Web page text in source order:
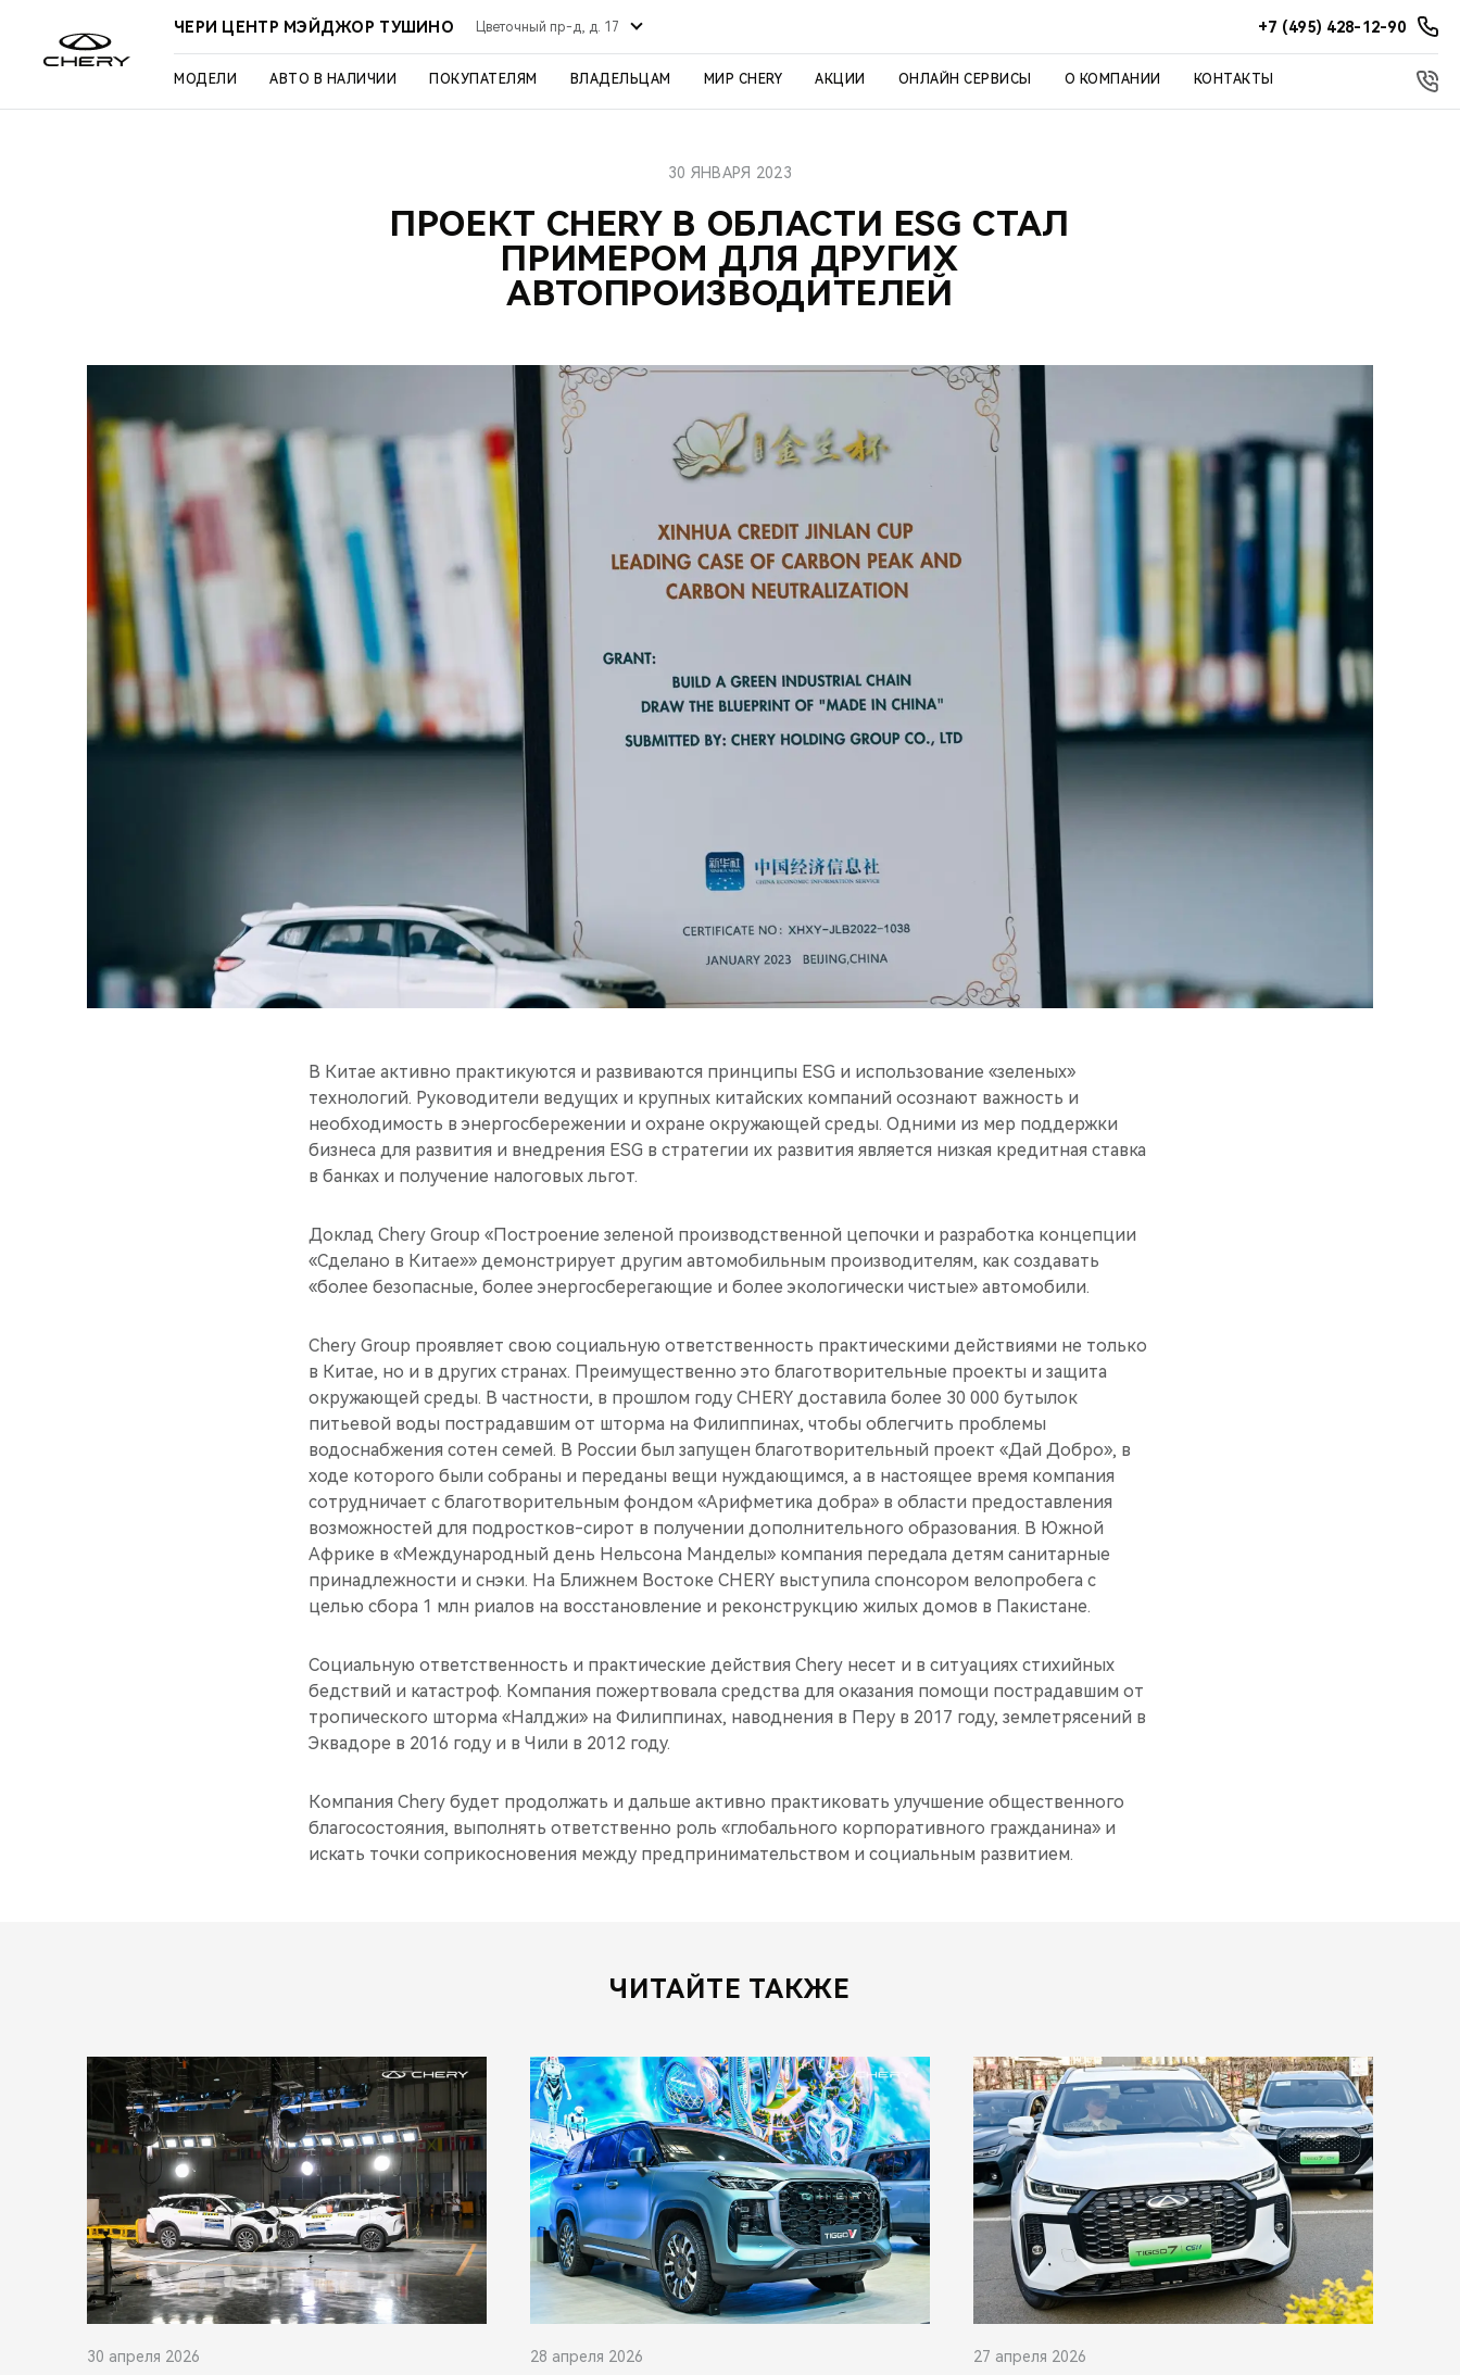
ЧЕРИ ЦЕНТР МЭЙДЖОР ТУШИНО Цветочный пр-д, д. 17 +7 (495) 428-12-90
МОДЕЛИ АВТО В НАЛИЧИИ ПОКУПАТЕЛЯМ ВЛАДЕЛЬЦАМ МИР CHERY АКЦИИ ОНЛАЙН СЕРВИСЫ О КОМПАНИИ КОНТАКТЫ
ПРОЕКТ CHERY В ОБЛАСТИ ESG СТАЛ
ПРИМЕРОМ ДЛЯ ДРУГИХ
АВТОПРОИЗВОДИТЕЛЕЙ
30 ЯНВАРЯ 2023
В Китае активно практикуются и развиваются принципы ESG и использование «зеленых»
технологий. Руководители ведущих и крупных китайских компаний осознают важность и
необходимость в энергосбережении и охране окружающей среды. Одними из мер поддержки
бизнеса для развития и внедрения ESG в стратегии их развития является низкая кредитная ставка
в банках и получение налоговых льгот.
Доклад Chery Group «Построение зеленой производственной цепочки и разработка концепции
«Сделано в Китае»» демонстрирует другим автомобильным производителям, как создавать
«более безопасные, более энергосберегающие и более экологически чистые» автомобили.
Chery Group проявляет свою социальную ответственность практическими действиями не только
в Китае, но и в других странах. Преимущественно это благотворительные проекты и защита
окружающей среды. В частности, в прошлом году CHERY доставила более 30 000 бутылок
питьевой воды пострадавшим от шторма на Филиппинах, чтобы облегчить проблемы
водоснабжения сотен семей. В России был запущен благотворительный проект «Дай Добро», в
ходе которого были собраны и переданы вещи нуждающимся, а в настоящее время компания
сотрудничает с благотворительным фондом «Арифметика добра» в области предоставления
возможностей для подростков-сирот в получении дополнительного образования. В Южной
Африке в «Международный день Нельсона Манделы» компания передала детям санитарные
принадлежности и снэки. На Ближнем Востоке CHERY выступила спонсором велопробега с
целью сбора 1 млн риалов на восстановление и реконструкцию жилых домов в Пакистане.
Социальную ответственность и практические действия Chery несет и в ситуациях стихийных
бедствий и катастроф. Компания пожертвовала средства для оказания помощи пострадавшим от
тропического шторма «Налджи» на Филиппинах, наводнения в Перу в 2017 году, землетрясений в
Эквадоре в 2016 году и в Чили в 2012 году.
Компания Chery будет продолжать и дальше активно практиковать улучшение общественного
благосостояния, выполнять ответственно роль «глобального корпоративного гражданина» и
искать точки соприкосновения между предпринимательством и социальным развитием.
ЧИТАЙТЕ ТАКЖЕ
30 апреля 2026 28 апреля 2026 27 апреля 2026